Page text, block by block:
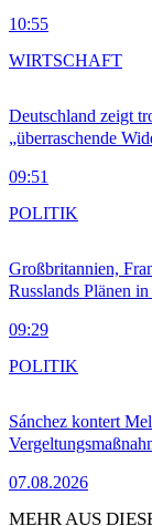
10:55
Deutschland zeigt
„überraschende
09:51
WIRTSCHAFT
Großbritannien,
Russlands Plänen in
09:29
POLITIK
Sánchez kontert
07.08.2026
POLITIK
MEHR AUS